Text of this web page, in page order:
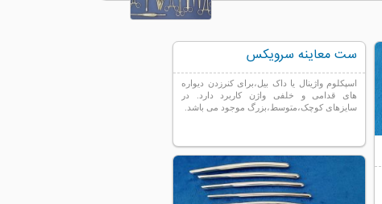
ست معاینه سرویکس
اسپکلوم واژینال یا داک بیل،برای کنرزدن دیواره
های قدامی و خلفی واژن کاربرد دارد. در
سایزهای کوچک،متوسط،بزرگ موجود می باشد.